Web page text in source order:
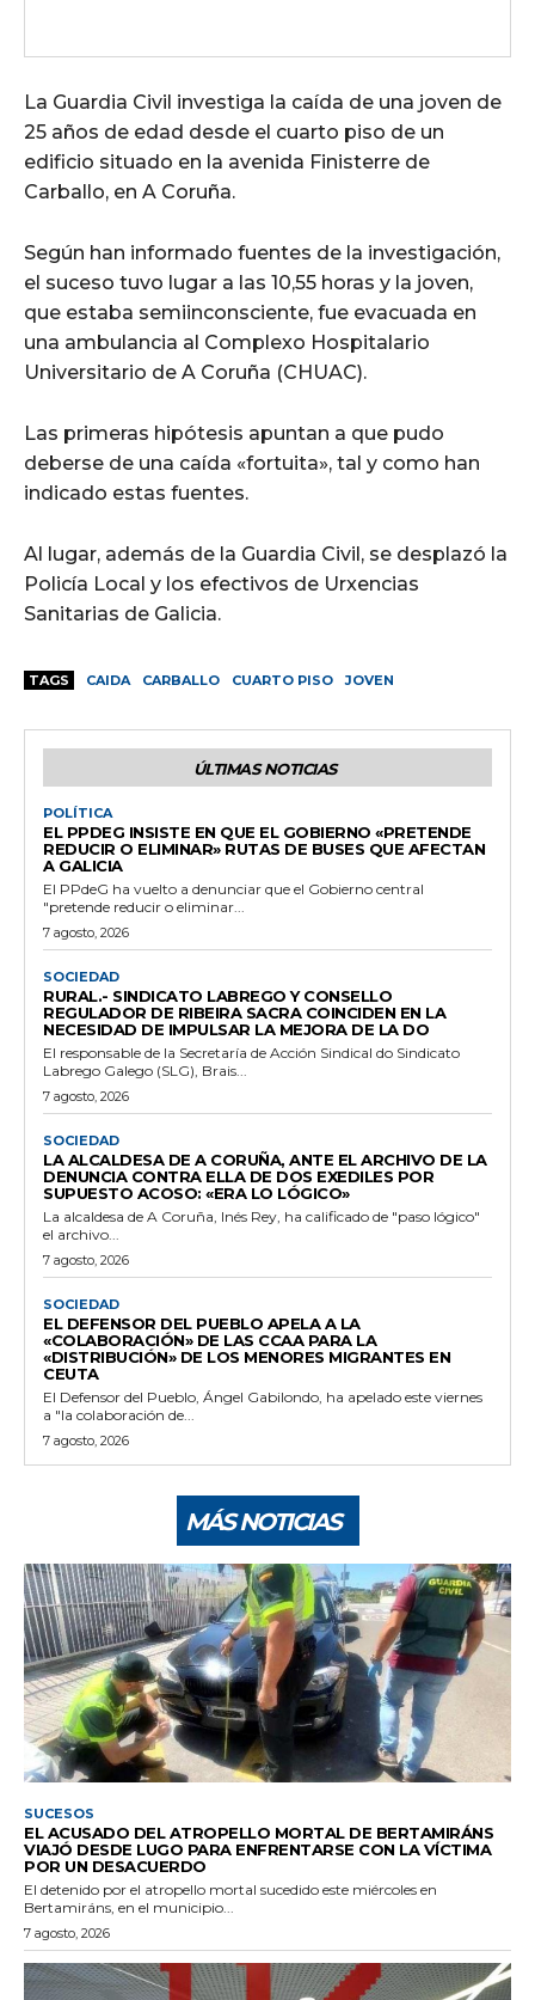
La Guardia Civil investiga la caída de una joven de
25 años de edad desde el cuarto piso de un
edificio situado en la avenida Finisterre de
Carballo, en A Coruña.
Según han informado fuentes de la investigación,
el suceso tuvo lugar a las 10,55 horas y la joven,
que estaba semiinconsciente, fue evacuada en
una ambulancia al Complexo Hospitalario
Universitario de A Coruña (CHUAC).
Las primeras hipótesis apuntan a que pudo
deberse de una caída «fortuita», tal y como han
indicado estas fuentes.
Al lugar, además de la Guardia Civil, se desplazó la
Policía Local y los efectivos de Urxencias
Sanitarias de Galicia.
TAGS CAIDA CARBALLO CUARTO PISO JOVEN
ÚLTIMAS NOTICIAS
POLÍTICA
EL PPDEG INSISTE EN QUE EL GOBIERNO «PRETENDE
REDUCIR O ELIMINAR» RUTAS DE BUSES QUE AFECTAN
A GALICIA
El PPdeG ha vuelto a denunciar que el Gobierno central
"pretende reducir o eliminar...
7 agosto, 2026
SOCIEDAD
RURAL.- SINDICATO LABREGO Y CONSELLO
REGULADOR DE RIBEIRA SACRA COINCIDEN EN LA
NECESIDAD DE IMPULSAR LA MEJORA DE LA DO
El responsable de la Secretaría de Acción Sindical do Sindicato
Labrego Galego (SLG), Brais...
7 agosto, 2026
SOCIEDAD
LA ALCALDESA DE A CORUÑA, ANTE EL ARCHIVO DE LA
DENUNCIA CONTRA ELLA DE DOS EXEDILES POR
SUPUESTO ACOSO: «ERA LO LÓGICO»
La alcaldesa de A Coruña, Inés Rey, ha calificado de "paso lógico"
el archivo...
7 agosto, 2026
SOCIEDAD
EL DEFENSOR DEL PUEBLO APELA A LA
«COLABORACIÓN» DE LAS CCAA PARA LA
«DISTRIBUCIÓN» DE LOS MENORES MIGRANTES EN
CEUTA
El Defensor del Pueblo, Ángel Gabilondo, ha apelado este viernes
a "la colaboración de...
7 agosto, 2026
MÁS NOTICIAS
SUCESOS
EL ACUSADO DEL ATROPELLO MORTAL DE BERTAMIRÁNS
VIAJÓ DESDE LUGO PARA ENFRENTARSE CON LA VÍCTIMA
POR UN DESACUERDO
El detenido por el atropello mortal sucedido este miércoles en
Bertamiráns, en el municipio...
7 agosto, 2026